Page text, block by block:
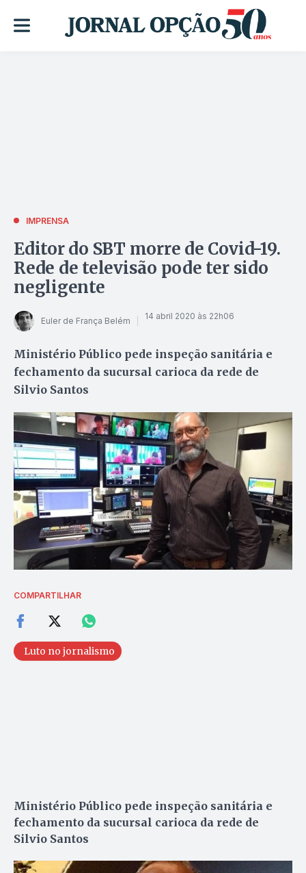
IMPRENSA
Editor do SBT morre de Covid-19.
Rede de televisão pode ter sido
negligente
Euler de França Belém 14 abril 2020 às 22h06
Ministério Público pede inspeção sanitária e
fechamento da sucursal carioca da rede de
Silvio Santos
COMPARTILHAR
Luto no jornalismo
Ministério Público pede inspeção sanitária e
fechamento da sucursal carioca da rede de
Silvio Santos